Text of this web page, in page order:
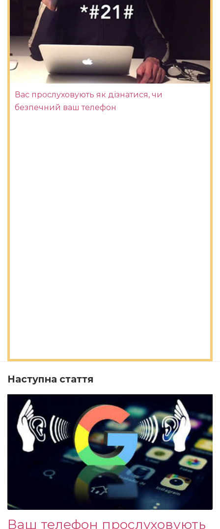
Вас прослуховують як дізнатися, чи
безпечний ваш телефон
Наступна стаття
Ваш телефон прослуховують